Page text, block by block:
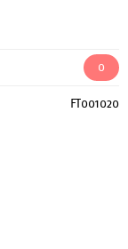
0
FT001020